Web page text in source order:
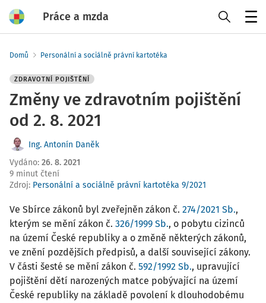
Práce a mzda
Domů Personální a sociálně právní kartotéka
ZDRAVOTNÍ POJIŠTĚNÍ
Změny ve zdravotním pojištění
od 2. 8. 2021
Ing. Antonín Daněk
Vydáno: 26. 8. 2021
9 minut čtení
Zdroj: Personální a sociálně právní kartotéka 9/2021
Ve Sbírce zákonů byl zveřejněn zákon č. 274/2021 Sb.,
kterým se mění zákon č. 326/1999 Sb., o pobytu cizinců
na území České republiky a o změně některých zákonů,
ve znění pozdějších předpisů, a další související zákony.
V části šesté se mění zákon č. 592/1992 Sb., upravující
pojištění dětí narozených matce pobývající na území
České republiky na základě povolení k dlouhodobému